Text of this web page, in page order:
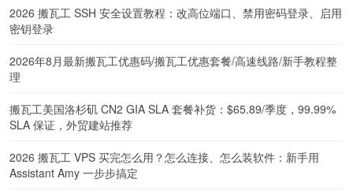
2026 搬瓦工 SSH 安全设置教程：改高位端口、禁用密码登录、启用
密钥登录
2026年8月最新搬瓦工优惠码/搬瓦工优惠套餐/高速线路/新手教程整
理
搬瓦工美国洛杉矶 CN2 GIA SLA 套餐补货：$65.89/季度，99.99%
SLA 保证，外贸建站推荐
2026 搬瓦工 VPS 买完怎么用？怎么连接、怎么装软件：新手用
Assistant Amy 一步步搞定